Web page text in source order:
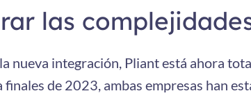
las
nueva integración, Pliant está ahora
finales de 2023, ambas empresas han